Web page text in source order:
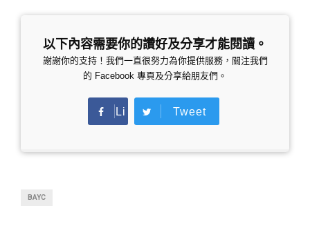
以下內容需要你的讚好及分享才能閱讀。
謝謝你的支持！我們一直很努力為你提供服務，關注我們
的 Facebook 專頁及分享給朋友們。
Li Tweet
BAYC